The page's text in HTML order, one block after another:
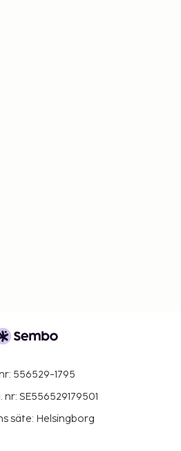
556529-1795
SE556529179501
säte: Helsingborg